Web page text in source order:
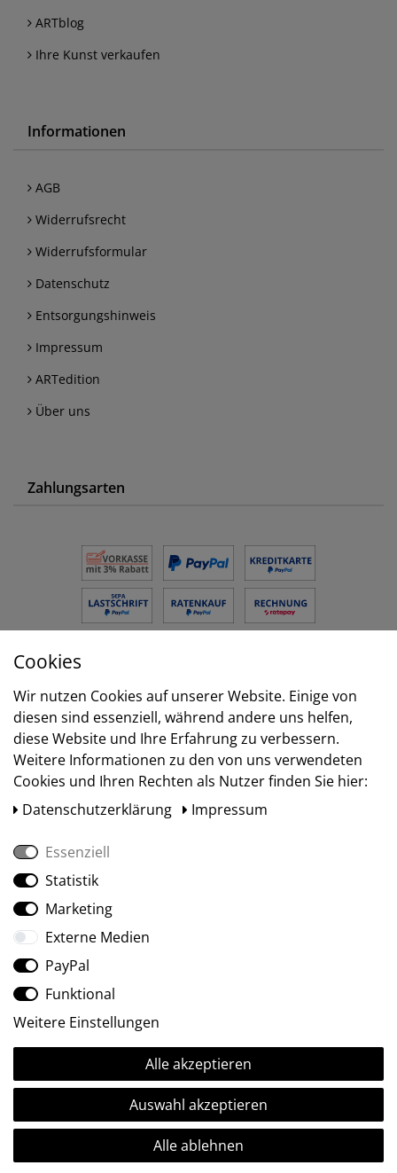
ARTblog
Ihre Kunst verkaufen
Informationen
AGB
Widerrufsrecht
Widerrufsformular
Datenschutz
Entsorgungshinweis
Impressum
ARTedition
Über uns
Zahlungsarten
Versand
Social Media
Ⓒ2009-2026 ARTland GmbH • Alle Rechte vorbehalten.
Cookies
Wir nutzen Cookies auf unserer Website. Einige von
diesen sind essenziell, während andere uns helfen,
diese Website und Ihre Erfahrung zu verbessern.
Weitere Informationen zu den von uns verwendeten
Cookies und Ihren Rechten als Nutzer finden Sie hier:
Daten­schutz­erklärung
Impressum
Essenziell
Statistik
Marketing
Externe Medien
PayPal
Funktional
Weitere Einstellungen
Alle akzeptieren
Auswahl akzeptieren
Alle ablehnen